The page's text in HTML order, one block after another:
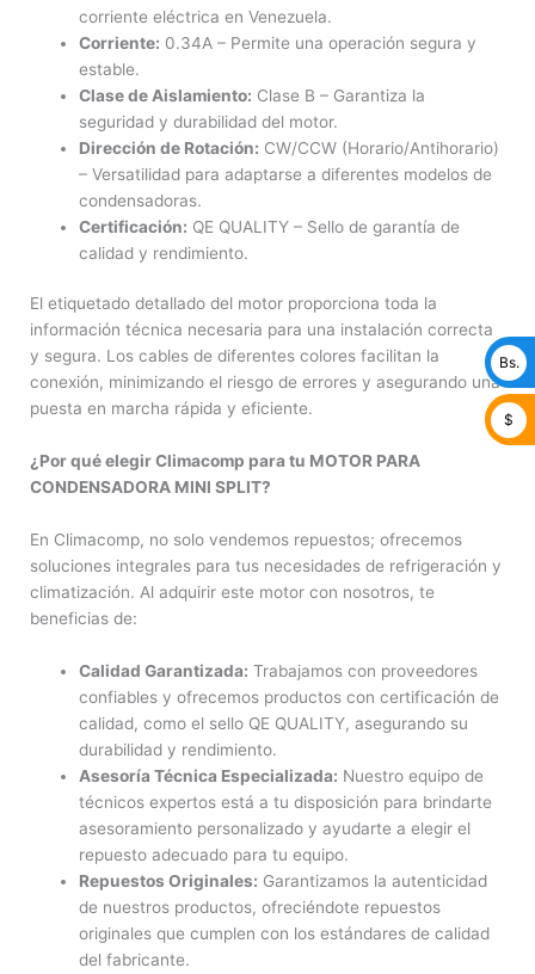
corriente eléctrica en Venezuela.
Corriente: 0.34A – Permite una operación segura y
estable.
Clase de Aislamiento: Clase B – Garantiza la
seguridad y durabilidad del motor.
Dirección de Rotación: CW/CCW (Horario/Antihorario)
– Versatilidad para adaptarse a diferentes modelos de
condensadoras.
Certificación: QE QUALITY – Sello de garantía de
calidad y rendimiento.
El etiquetado detallado del motor proporciona toda la
información técnica necesaria para una instalación correcta
y segura. Los cables de diferentes colores facilitan la
conexión, minimizando el riesgo de errores y asegurando una
puesta en marcha rápida y eficiente.
¿Por qué elegir Climacomp para tu MOTOR PARA
CONDENSADORA MINI SPLIT?
En Climacomp, no solo vendemos repuestos; ofrecemos
soluciones integrales para tus necesidades de refrigeración y
climatización. Al adquirir este motor con nosotros, te
beneficias de:
Calidad Garantizada: Trabajamos con proveedores
confiables y ofrecemos productos con certificación de
calidad, como el sello QE QUALITY, asegurando su
durabilidad y rendimiento.
Asesoría Técnica Especializada: Nuestro equipo de
técnicos expertos está a tu disposición para brindarte
asesoramiento personalizado y ayudarte a elegir el
repuesto adecuado para tu equipo.
Repuestos Originales: Garantizamos la autenticidad
de nuestros productos, ofreciéndote repuestos
originales que cumplen con los estándares de calidad
del fabricante.
Bs.
$